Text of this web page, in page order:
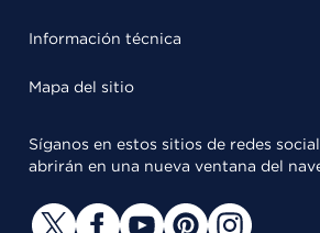
Información técnica
Mapa del sitio
Síganos en estos sitios de redes
abrirán en una nueva ventana del